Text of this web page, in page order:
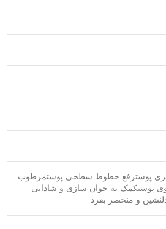
پوسترفع خطوط سطحی پوستمرطوب
پوستکمک به جوان سازی و شادابی
و منحصر بفرد